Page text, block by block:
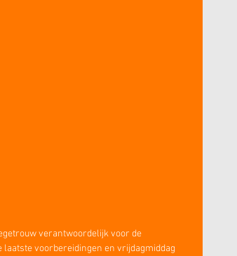
verantwoordelijk voor de
voorbereidingen en vrijdagmiddag